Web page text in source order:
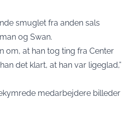
smuglet fra anden sals
og Swan.
om, at han tog ting fra Center
det klart, at han var ligeglad,”
medarbejdere billeder